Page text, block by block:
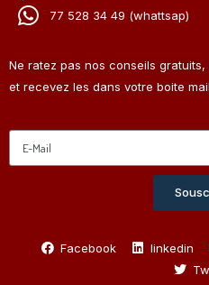
77 528 34 49 (whattsap)
Ne ratez pas nos conseils
et recevez les dans votre boite
Facebook linkedin